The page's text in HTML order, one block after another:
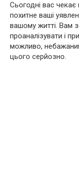
Сьогодні вас чекає
похитне ваші
вашому житті. Вам
проаналізувати і
можливо,
цього серйозно.